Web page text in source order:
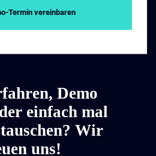
Termin vereinbaren
Demo
einfach mal
Wir
uns!